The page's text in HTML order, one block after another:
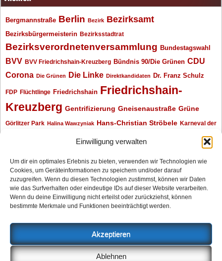
Einwilligung verwalten
Um dir ein optimales Erlebnis zu bieten, verwenden wir Technologien wie
Cookies, um Geräteinformationen zu speichern und/oder darauf
zuzugreifen. Wenn du diesen Technologien zustimmst, können wir Daten
wie das Surfverhalten oder eindeutige IDs auf dieser Website verarbeiten.
Wenn du deine Einwilligung nicht erteilst oder zurückziehst, können
bestimmte Merkmale und Funktionen beeinträchtigt werden.
Akzeptieren
Ablehnen
Bergmannstraße Berlin Bezirk Bezirksamt
Bezirksbürgermeisterin Bezirksstadtrat
Bezirksverordnetenversammlung Bundestagswahl
BVV BVV Friedrichshain-Kreuzberg Bündnis 90/Die Grünen CDU
Corona Die Grünen Die Linke Direktkandidaten Dr. Franz Schulz
FDP Flüchtlinge Friedrichshain Friedrichshain-
Kreuzberg Gentrifizierung Gneisenaustraße Grüne
Görlitzer Park Halina Wawzyniak Hans-Christian Ströbele Karneval der
Klaus Wowereit
Neukölln Oliver Nöll Oranienplatz Piraten Piratenpartei Polizeimeldungen
Redaktionsgespräch Senat SPD
Archiv
Archiv
Impressum
Datenschutzerklärung